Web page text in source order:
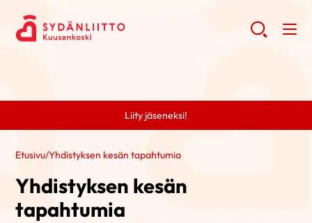
Liity jäseneksi!
Etusivu/Yhdistyksen kesän tapahtumia
Yhdistyksen kesän
tapahtumia